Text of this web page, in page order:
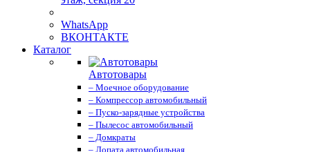
WhatsApp
ВКОНТАКТЕ
Каталог
Автотовары
– Моечное оборудование
– Компрессор автомобильный
– Пуско-зарядные устройства
– Пылесос автомобильный
– Домкраты
– Лопата автомобильная